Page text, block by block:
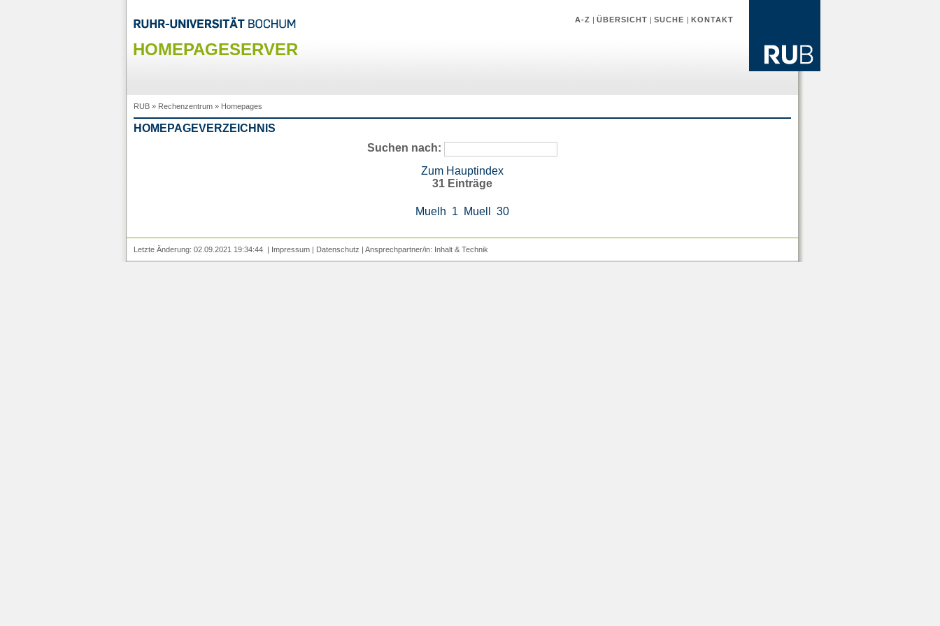
A-Z |ÜBERSICHT |SUCHE |KONTAKT
HOMEPAGESERVER
RUB» Rechenzentrum» Homepages
HOMEPAGEVERZEICHNIS
Suchen nach:
Zum Hauptindex
31 Einträge
Muelh 1 Muell 30
Letzte Änderung: 02.09.2021 19:34:44 | Impressum| Datenschutz | Ansprechpartner/in: Inhalt& Technik